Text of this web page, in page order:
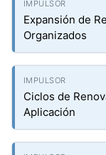
Expansión de
Organizados
Ciclos de
Aplicación